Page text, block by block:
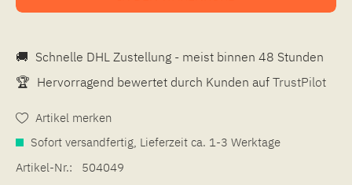
🚚 Schnelle DHL Zustellung - meist binnen 48 Stunden
🏆 Hervorragend bewertet durch Kunden auf TrustPilot
Artikel merken
Sofort versandfertig, Lieferzeit ca. 1-3 Werktage
Artikel-Nr.:
504049